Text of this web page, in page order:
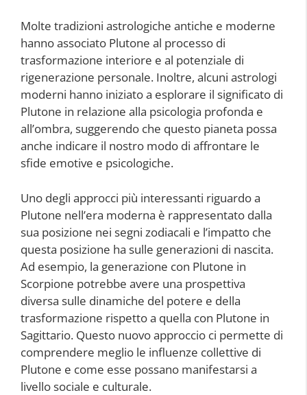
Molte tradizioni astrologiche antiche e moderne
hanno associato Plutone al processo di
trasformazione interiore e al potenziale di
rigenerazione personale. Inoltre, alcuni astrologi
moderni hanno iniziato a esplorare il significato di
Plutone in relazione alla psicologia profonda e
all’ombra, suggerendo che questo pianeta possa
anche indicare il nostro modo di affrontare le
sfide emotive e psicologiche.
Uno degli approcci più interessanti riguardo a
Plutone nell’era moderna è rappresentato dalla
sua posizione nei segni zodiacali e l’impatto che
questa posizione ha sulle generazioni di nascita.
Ad esempio, la generazione con Plutone in
Scorpione potrebbe avere una prospettiva
diversa sulle dinamiche del potere e della
trasformazione rispetto a quella con Plutone in
Sagittario. Questo nuovo approccio ci permette di
comprendere meglio le influenze collettive di
Plutone e come esse possano manifestarsi a
livello sociale e culturale.